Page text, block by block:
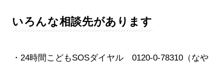
いろんな相談先があります
・24時間こどもSOSダイヤル 0120-0-78310（なや